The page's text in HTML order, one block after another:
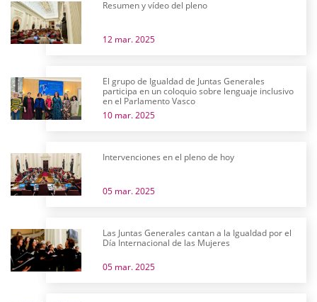
Resumen y vídeo del pleno
12 mar. 2025
El grupo de Igualdad de Juntas Generales
participa en un coloquio sobre lenguaje inclusivo
en el Parlamento Vasco
10 mar. 2025
Intervenciones en el pleno de hoy
05 mar. 2025
Las Juntas Generales cantan a la Igualdad por el
Día Internacional de las Mujeres
05 mar. 2025